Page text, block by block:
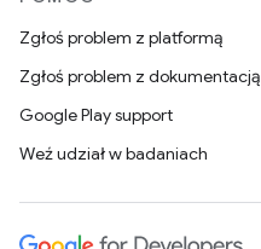
Zgłoś problem z platformą
Zgłoś problem z dokumentacją
Google Play support
Weź udział w badaniach